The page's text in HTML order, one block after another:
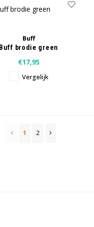
Buff
Buff brodie green
€17,95
Vergelijk
1 2